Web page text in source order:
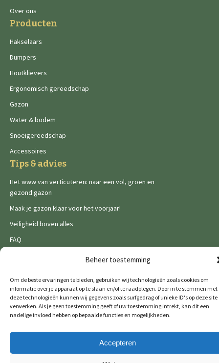
Beheer toestemming
Om de beste ervaringen te bieden, gebruiken wij technologieën zoals cookies om
informatie over je apparaat op te slaan en/of te raadplegen. Door in te stemmen met
deze technologieën kunnen wij gegevens zoals surfgedrag of unieke ID's op deze site
verwerken. Als je geen toestemming geeft of uw toestemming intrekt, kan dit een
nadelige invloed hebben op bepaalde functies en mogelijkheden.
Accepteren
Over ons
Producten
Hakselaars
Dumpers
Houtklievers
Ergonomisch gereedschap
Gazon
Water & bodem
Snoeigereedschap
Accessoires
Tips & advies
Het www van verticuteren: naar een vol, groen en
gezond gazon
Maak je gazon klaar voor het voorjaar!
Veiligheid boven alles
FAQ
Cookies